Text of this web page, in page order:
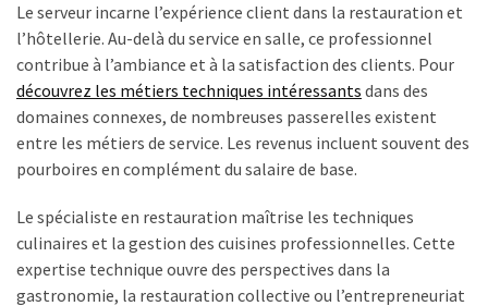
Le serveur incarne l’expérience client dans la restauration et
l’hôtellerie. Au-delà du service en salle, ce professionnel
contribue à l’ambiance et à la satisfaction des clients. Pour
découvrez les métiers techniques intéressants dans des
domaines connexes, de nombreuses passerelles existent
entre les métiers de service. Les revenus incluent souvent des
pourboires en complément du salaire de base.
Le spécialiste en restauration maîtrise les techniques
culinaires et la gestion des cuisines professionnelles. Cette
expertise technique ouvre des perspectives dans la
gastronomie, la restauration collective ou l’entrepreneuriat